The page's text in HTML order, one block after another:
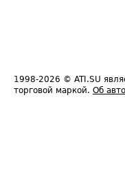
1998-2026 © ATI.SU
торговой маркой. Об